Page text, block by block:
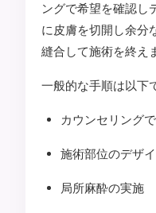
ングで希望を確認し
に皮膚を切開し余分
縫合して施術を終え
一般的な手順は以下
カウンセリング
施術部位のデザ
局所麻酔の実施